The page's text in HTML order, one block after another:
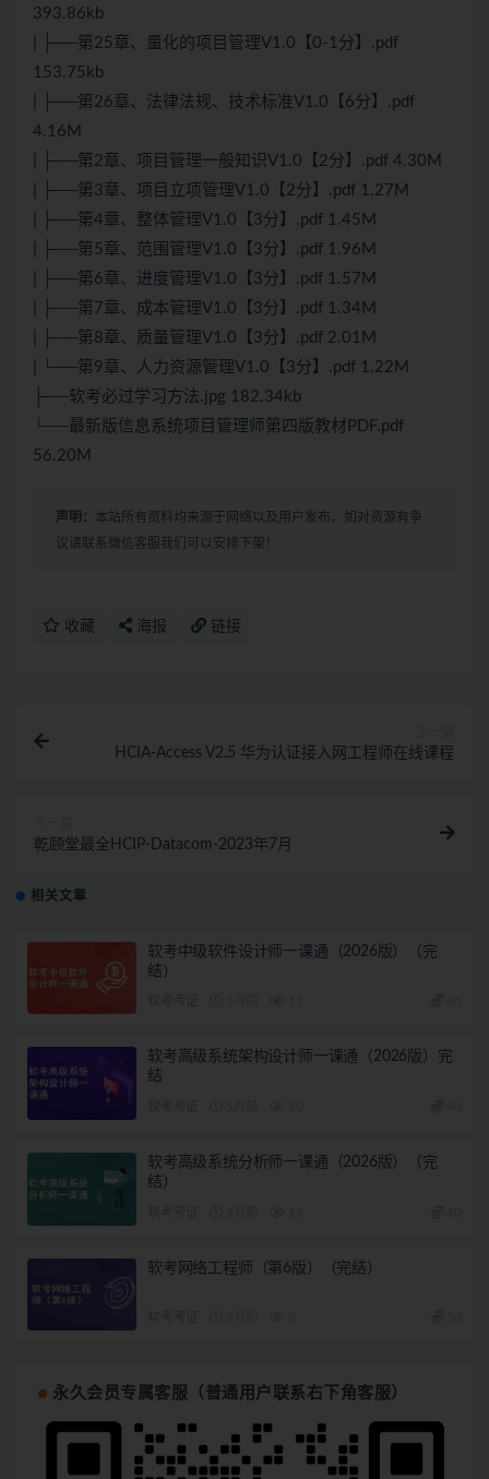
393.86kb
| ├──第25章、量化的项目管理V1.0【0-1分】.pdf
153.75kb
| ├──第26章、法律法规、技术标准V1.0【6分】.pdf
4.16M
| ├──第2章、项目管理一般知识V1.0【2分】.pdf 4.30M
| ├──第3章、项目立项管理V1.0【2分】.pdf 1.27M
| ├──第4章、整体管理V1.0【3分】.pdf 1.45M
| ├──第5章、范围管理V1.0【3分】.pdf 1.96M
| ├──第6章、进度管理V1.0【3分】.pdf 1.57M
| ├──第7章、成本管理V1.0【3分】.pdf 1.34M
| ├──第8章、质量管理V1.0【3分】.pdf 2.01M
| └──第9章、人力资源管理V1.0【3分】.pdf 1.22M
├──软考必过学习方法.jpg 182.34kb
└──最新版信息系统项目管理师第四版教材PDF.pdf
56.20M
声明： 本站所有资料均来源于网络以及用户发布，如对资源有争
议请联系微信客服我们可以安排下架！
收藏 海报 链接
HCIA-Access V2.5 华为认证接入网工程师在线课程
乾颐堂最全HCIP-Datacom-2023年7月
相关文章
软考中级软件设计师一课通（2026版）（完
结）
软考高级系统架构设计师一课通（2026版）完
结
软考高级系统分析师一课通（2026版）（完
结）
软考网络工程师（第6版）（完结）
永久会员专属客服（普通用户联系右下角客服）